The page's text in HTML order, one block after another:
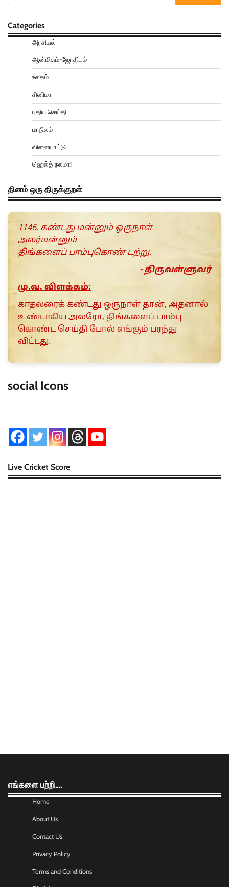
Categories
அரசியல்
ஆன்மிகம்-ஜோதிடம்
உலகம்
சினிமா
புதிய செய்தி
மாநிலம்
விளையாட்டு
ஹெல்த் நலமா!
தினம் ஒரு திருக்குறள்
1146. கண்டது மன்னும் ஒருநாள்
அலர்மன்னும்
திங்களைப் பாம்புகொண் டற்று.
- திருவள்ளுவர்
மு.வ. விளக்கம்:
காதலரைக் கண்டது ஒருநாள் தான், அதனால்
உண்டாகிய அலரோ, திங்களைப் பாம்பு
கொண்ட செய்தி போல் எங்கும் பரந்து
விட்டது.
social Icons
Live Cricket Score
எங்களை பற்றி….
Home
About Us
Contact Us
Privacy Policy
Terms and Conditions